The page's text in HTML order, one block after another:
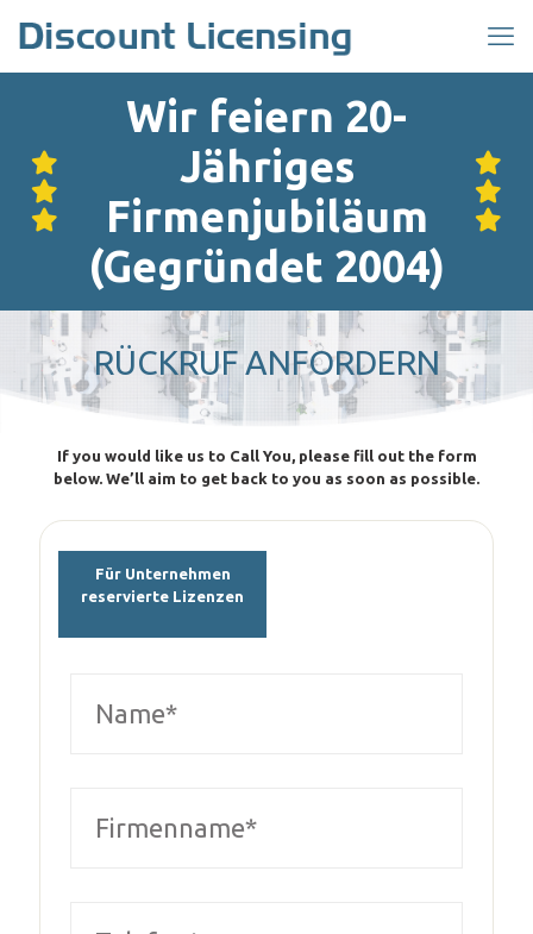
Wir feiern 20-
Jähriges
Firmenjubiläum
(Gegründet 2004)
RÜCKRUF ANFORDERN
If you would like us to Call You, please fill out the form
below. We’ll aim to get back to you as soon as possible.
Für Unternehmen
reservierte Lizenzen